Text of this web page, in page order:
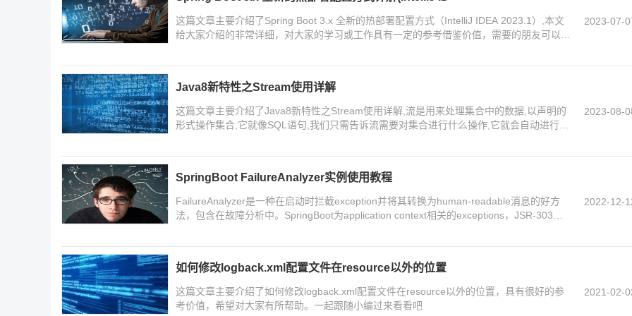
这篇文章主要介绍了Spring Boot 3.x 全新的热部署配置方式（IntelliJ IDEA 2023.1）,本文
给大家介绍的非常详细，对大家的学习或工作具有一定的参考借鉴价值，需要的朋友可以参
2023-07-
Java8新特性之Stream使用详解
这篇文章主要介绍了Java8新特性之Stream使用详解,流是用来处理集合中的数据,以声明的
形式操作集合,它就像SQL语句,我们只需告诉流需要对集合进行什么操作,它就会自动进行操
2023-08-
SpringBoot FailureAnalyzer实例使用教程
FailureAnalyzer是一种在启动时拦截exception并将其转换为human-readable消息的好方
法，包含在故障分析中。SpringBoot为application context相关的exceptions，JSR-303验
2022-12-
如何修改logback.xml配置文件在resource以外的位置
这篇文章主要介绍了如何修改logback.xml配置文件在resource以外的位置，具有很好的参
考价值，希望对大家有所帮助。一起跟随小编过来看看吧
2021-02-